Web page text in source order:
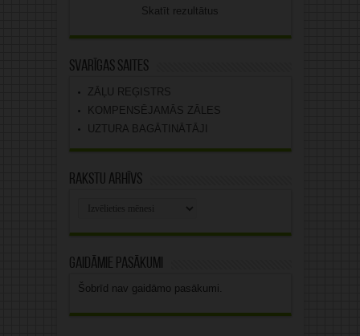
Skatīt rezultātus
Svarīgas saites
ZĀĻU REĢISTRS
KOMPENSĒJAMĀS ZĀLES
UZTURA BAGĀTINĀTĀJI
Rakstu arhīvs
Gaidāmie pasākumi
Šobrīd nav gaidāmo pasākumi.